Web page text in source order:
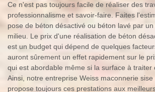
Ce n'est pas toujours facile de réaliser des
professionnalisme et savoir-faire. Faites
pose de béton désactivé ou béton lavé par
milieu. Le prix d'une réalisation de béton
est un budget qui dépend de quelques
auront sûrement un effet rapidement sur le
qui est abordable même si la surface à traiter
Ainsi, notre entreprise Weiss maconnerie
propose toujours ces prestations aux